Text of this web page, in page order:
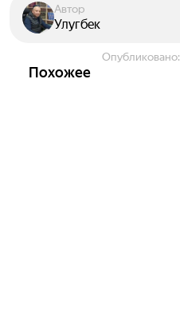
Автор
Улугбек
Опубликовано:
Похожее